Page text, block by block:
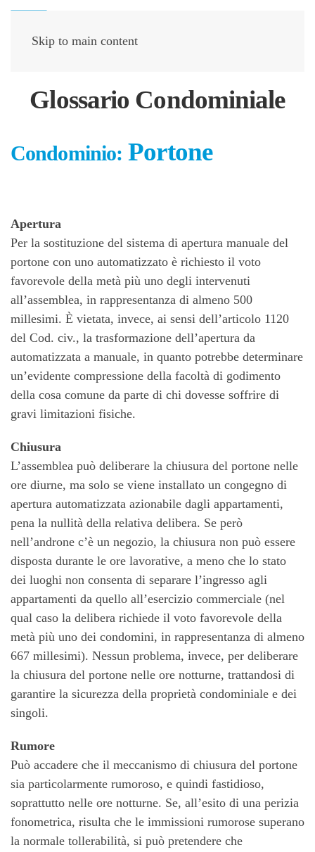
Skip to main content
Glossario Condominiale
Condominio: Portone
Apertura
Per la sostituzione del sistema di apertura manuale del
portone con uno automatizzato è richiesto il voto
favorevole della metà più uno degli intervenuti
all’assemblea, in rappresentanza di almeno 500
millesimi. È vietata, invece, ai sensi dell’articolo 1120
del Cod. civ., la trasformazione dell’apertura da
automatizzata a manuale, in quanto potrebbe determinare
un’evidente compressione della facoltà di godimento
della cosa comune da parte di chi dovesse soffrire di
gravi limitazioni fisiche.
Chiusura
L’assemblea può deliberare la chiusura del portone nelle
ore diurne, ma solo se viene installato un congegno di
apertura automatizzata azionabile dagli appartamenti,
pena la nullità della relativa delibera. Se però
nell’androne c’è un negozio, la chiusura non può essere
disposta durante le ore lavorative, a meno che lo stato
dei luoghi non consenta di separare l’ingresso agli
appartamenti da quello all’esercizio commerciale (nel
qual caso la delibera richiede il voto favorevole della
metà più uno dei condomini, in rappresentanza di almeno
667 millesimi). Nessun problema, invece, per deliberare
la chiusura del portone nelle ore notturne, trattandosi di
garantire la sicurezza della proprietà condominiale e dei
singoli.
Rumore
Può accadere che il meccanismo di chiusura del portone
sia particolarmente rumoroso, e quindi fastidioso,
soprattutto nelle ore notturne. Se, all’esito di una perizia
fonometrica, risulta che le immissioni rumorose superano
la normale tollerabilità, si può pretendere che